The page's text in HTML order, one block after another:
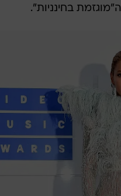
בחינניות".